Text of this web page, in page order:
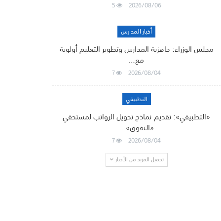
2026/08/06
5
أخبار المدارس
مجلس الوزراء: جاهزية المدارس وتطوير التعليم أولوية
مع…
2026/08/04
7
التطبيقي
«التطبيقي»: تقديم نماذج تحويل الرواتب لمستحقي
«التفوق»…
2026/08/04
7
تحميل المزيد من الأخبار